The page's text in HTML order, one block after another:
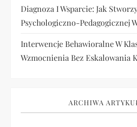
Diagnoza I Wsparcie: Jak
Psychologiczno-Pedagogicznej
Interwencje Behawioralne W
Wzmocnienia Bez Eskalowania
ARCHIWA